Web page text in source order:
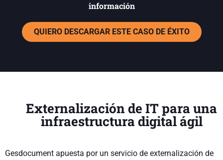
información
QUIERO DESCARGAR ESTE CASO DE ÉXITO
Externalización de IT para una
infraestructura digital ágil
Gesdocument apuesta por un servicio de externalización de